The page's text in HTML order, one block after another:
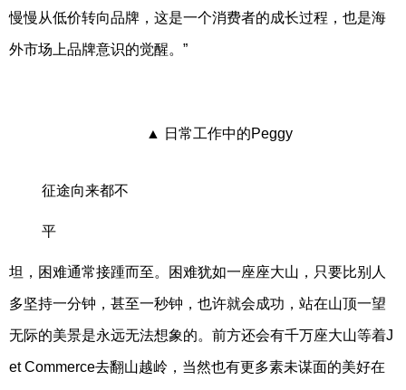
慢慢从低价转向品牌，这是一个消费者的成长过程，也是海
外市场上品牌意识的觉醒。”
▲ 日常工作中的Peggy
征途向来都不
平
坦，困难通常接踵而至。困难犹如一座座大山，只要比别人
多坚持一分钟，甚至一秒钟，也许就会成功，站在山顶一望
无际的美景是永远无法想象的。前方还会有千万座大山等着J
et Commerce去翻山越岭，当然也有更多素未谋面的美好在